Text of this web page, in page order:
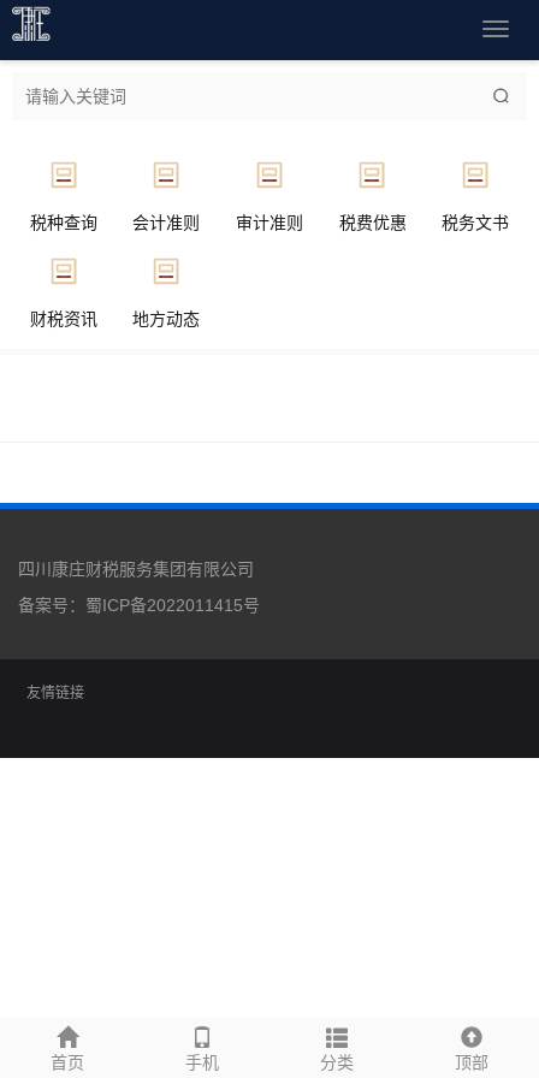
导
单
税种查询 会计准则 审计准则 税费优惠 税务文书
财税资讯 地方动态
首页 手机 分类 顶部
四川康庄财税服务集团有限公司
备案号： 蜀ICP备2022011415号
友情链接